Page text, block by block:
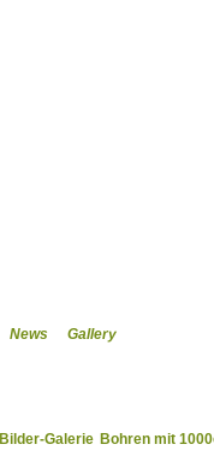
News Gallery
Bilder-Galerie Bohren mit